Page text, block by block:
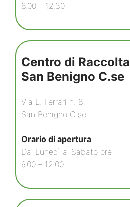
8.00 – 12.30
Centro di Raccolta
San Benigno C.se
Via E. Ferrari n. 8
San Benigno C.se
Orario di apertura
Dal Lunedì al Sabato ore
9.00 – 12.00